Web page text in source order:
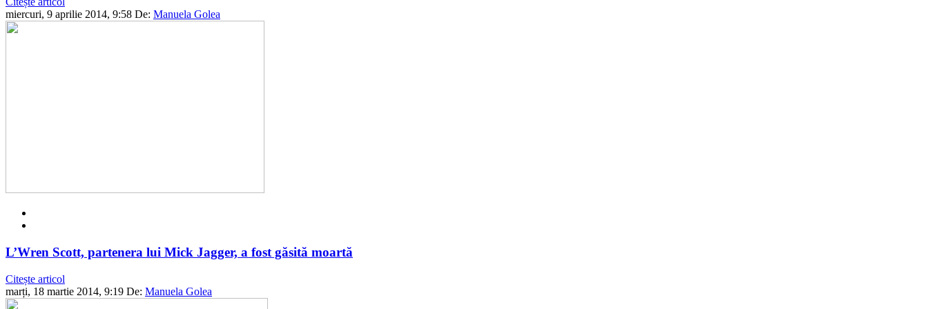
miercuri, 9 aprilie 2014, 9:58 De: Manuela Golea
L’Wren Scott, partenera lui Mick Jagger, a fost găsită moartă
Citește articol
marți, 18 martie 2014, 9:19 De: Manuela Golea